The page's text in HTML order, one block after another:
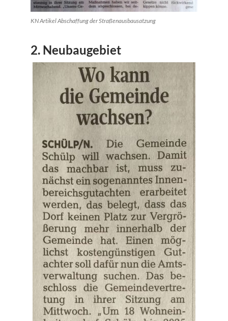
KN Artikel Abschaffung der Straßenausbausatzung
2. Neubaugebiet